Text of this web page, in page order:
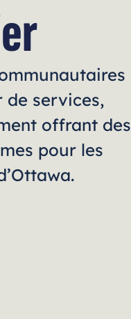
de services,
offrant des
pour les